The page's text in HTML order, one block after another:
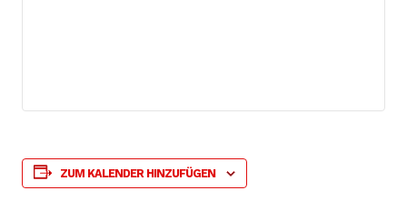
ZUM KALENDER HINZUFÜGEN